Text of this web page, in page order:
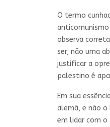
O termo
observa
ser; não uma
justificar a
palestino é
Em sua
alemã, e não
em lidar com o